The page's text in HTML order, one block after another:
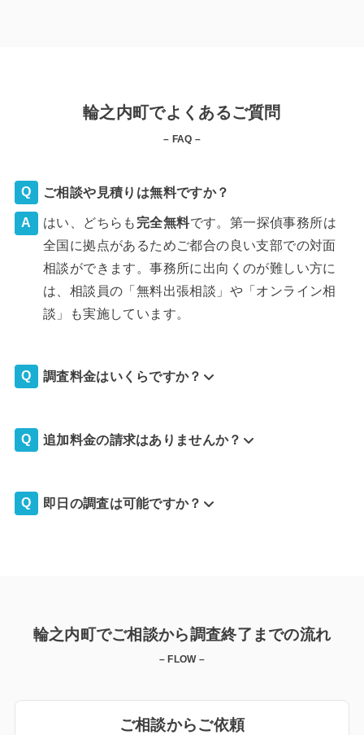
輪之内町でよくあるご質問
– FAQ –
ご相談や見積りは無料ですか？
はい、どちらも 完全無料です。第一探偵事務所は
全国に拠点があるためご都合の良い支部での対面
相談ができます。事務所に出向くのが難しい方に
は、相談員の「無料出張相談」や「オンライン相
談」も実施しています。
調査料金はいくらですか？
追加料金の請求はありませんか？
即日の調査は可能ですか？
輪之内町でご相談から調査終了までの流れ
– FLOW –
ご相談からご依頼